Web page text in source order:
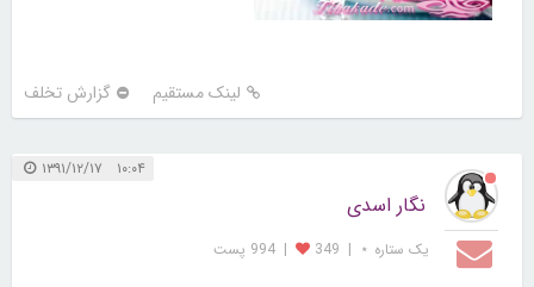
لینک مستقیم گزارش تخلف
۱۰:۰۴ ۱۳۹۱/۱۲/۱۷
نگار اسدی
یک ستاره ⋆ |
349
| 994 پست